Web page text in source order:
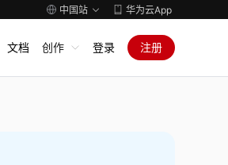
中国站 华为云App
文档 创作 登录 注册